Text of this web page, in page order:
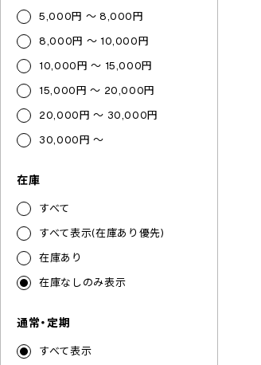
5,000円 ～ 8,000円
8,000円 ～ 10,000円
10,000円 ～ 15,000円
15,000円 ～ 20,000円
20,000円 ～ 30,000円
30,000円 ～
在庫
すべて
すべて表示(在庫あり優先)
在庫あり
在庫なしのみ表示
通常・定期
すべて表示